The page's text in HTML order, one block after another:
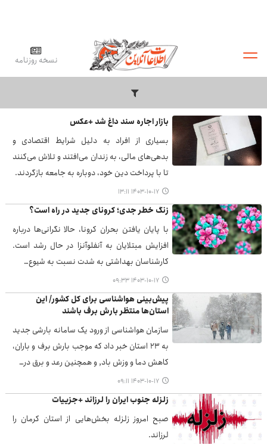
نسخه روزنامه
بازار اجاره سند داغ شد +عکس
بسیاری از افراد به دلیل شرایط اقتصادی و
بدهی‌های مالی، به زندان می‌افتند و تلاش می‌کنند
تا با پرداخت دین خود، دوباره به جامعه بازگردند.
۱۴۰۳-۱۰-۱۷ ۱۳:۱۱
زنگ خطر جدی؛ کرونای جدید در راه است؟
با پایان یافتن بحران کرونا، حالا نگرانی‌ها درباره
افزایش مبتلایان به آنفلوآنزا در حال رشد است.
کارشناسان بهداشتی به شدت نسبت به شیوع…
۱۴۰۳-۱۰-۱۷ ۰۹:۳۳
پیش‌بینی هواشناسی برای کل کشور/ این
استان‌ها منتظر بارش برف باشند
سازمان هواشناسی از ورود یک سامانه بارشی جدید
به ۲۳ استان خبر داد که موجب بارش برف و باران،
کاهش دما و وزش باد, و همچنین رعد و برق در…
۱۴۰۳-۱۰-۱۷ ۰۹:۱۱
زلزله جنوب ایران را لرزاند +جزییات
صبح امروز زلزله بخش‌هایی از استان کرمان را
لرزاند.